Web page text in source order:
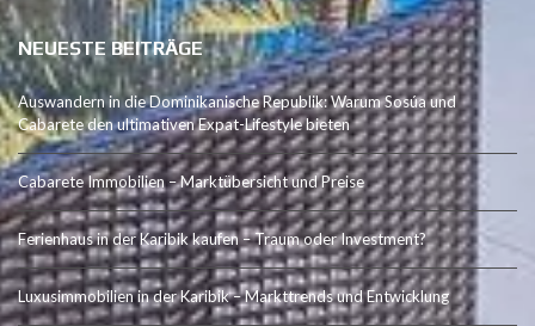
NEUESTE BEITRÄGE
Auswandern in die Dominikanische Republik: Warum Sosúa und
Cabarete den ultimativen Expat-Lifestyle bieten
Cabarete Immobilien – Marktübersicht und Preise
Ferienhaus in der Karibik kaufen – Traum oder Investment?
Luxusimmobilien in der Karibik – Markttrends und Entwicklung